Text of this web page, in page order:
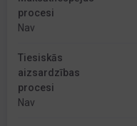
procesi
Nav
Tiesiskās
aizsardzības
procesi
Nav